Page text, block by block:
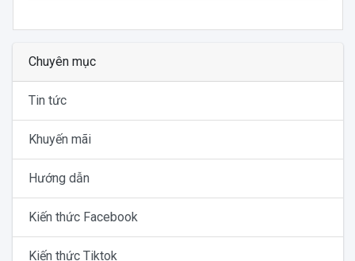
Chuyên mục
Tin tức
Khuyến mãi
Hướng dẫn
Kiến thức Facebook
Kiến thức Tiktok